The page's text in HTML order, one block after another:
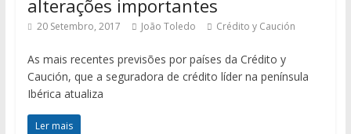
alterações importantes
20 Setembro, 2017 João Toledo Crédito y Caución
As mais recentes previsões por países da Crédito y
Caución, que a seguradora de crédito líder na península
Ibérica atualiza
Ler mais